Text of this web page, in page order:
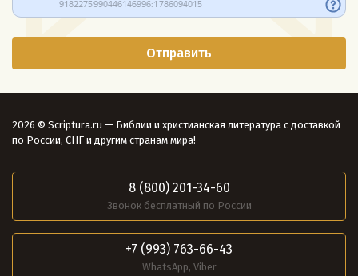
2026 © Scriptura.ru — Библии и христианская литература с доставкой
по России, СНГ и другим странам мира!
8 (800) 201-34-60
Звонок бесплатный по России
+7 (993) 763-66-43
WhatsApp, Viber